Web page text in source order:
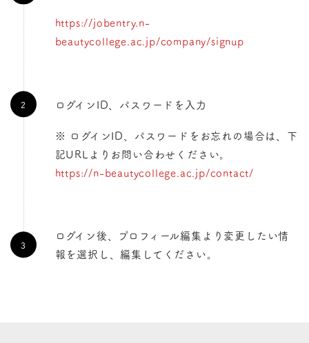
https://jobentry.n-
beautycollege.ac.jp/company/signup
ログインID、パスワードを入力
※ ログインID、パスワードをお忘れの場合は、下
記URLよりお問い合わせください。
https://n-beautycollege.ac.jp/contact/
ログイン後、プロフィール編集より変更したい情
報を選択し、編集してください。